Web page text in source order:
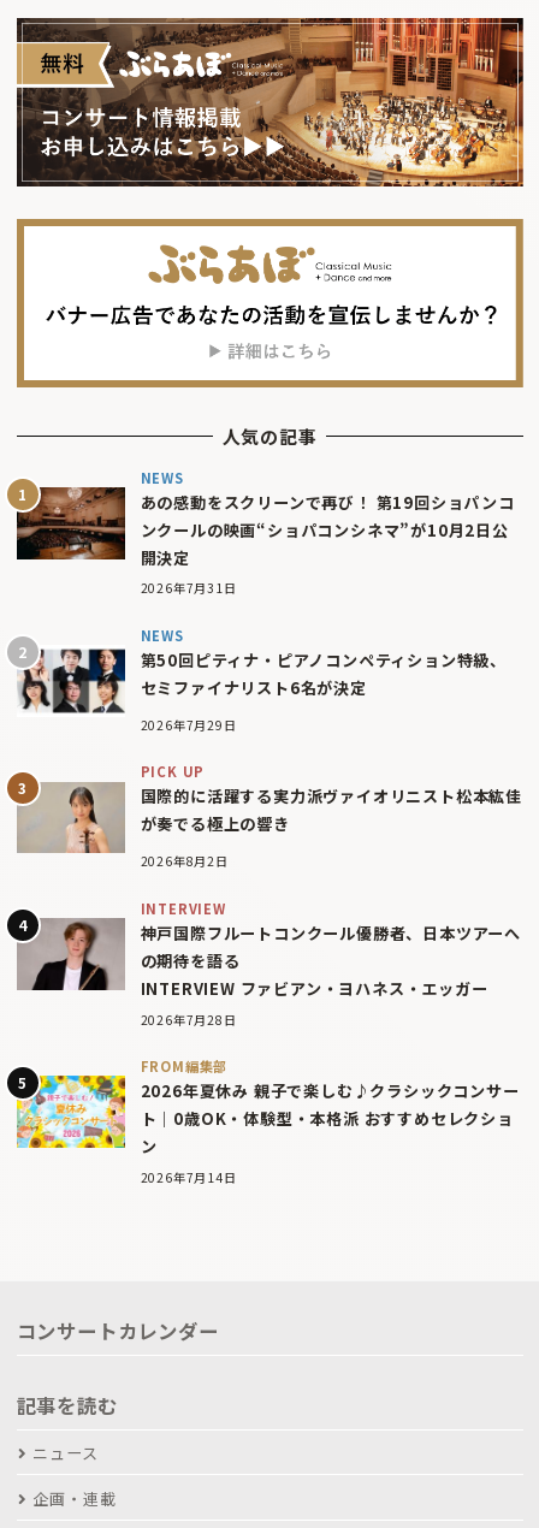
人気の記事
NEWS
あの感動をスクリーンで再び！ 第19回ショパンコ
ンクールの映画“ショパコンシネマ”が10月2日公
開決定
2026年7月31日
NEWS
第50回ピティナ・ピアノコンペティション特級、
セミファイナリスト6名が決定
2026年7月29日
PICK UP
国際的に活躍する実力派ヴァイオリニスト松本紘佳
が奏でる極上の響き
2026年8月2日
INTERVIEW
神戸国際フルートコンクール優勝者、日本ツアーへ
の期待を語る
INTERVIEW ファビアン・ヨハネス・エッガー
2026年7月28日
FROM編集部
2026年夏休み 親子で楽しむ♪クラシックコンサー
ト｜0歳OK・体験型・本格派 おすすめセレクショ
ン
2026年7月14日
コンサートカレンダー
記事を読む
ニュース
企画・連載